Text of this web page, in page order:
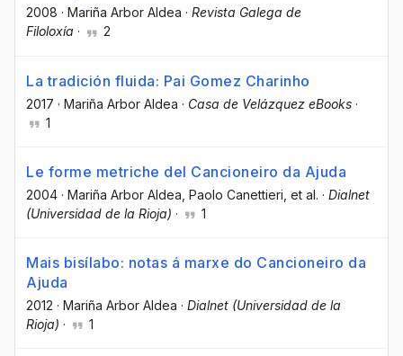
2008 · Mariña Arbor Aldea · Revista Galega de
Filoloxía · 2
La tradición fluida: Pai Gomez Charinho
2017 · Mariña Arbor Aldea · Casa de Velázquez eBooks ·
1
Le forme metriche del Cancioneiro da Ajuda
2004 · Mariña Arbor Aldea , Paolo Canettieri , et al. · Dialnet
(Universidad de la Rioja) · 1
Mais bisílabo: notas á marxe do Cancioneiro da
Ajuda
2012 · Mariña Arbor Aldea · Dialnet (Universidad de la
Rioja) · 1